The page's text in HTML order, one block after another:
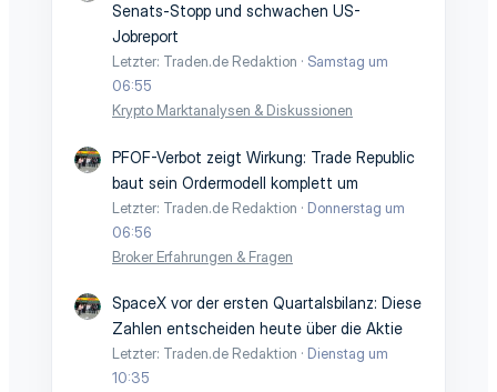
Senats-Stopp und schwachen US-
Jobreport
Letzter: Traden.de Redaktion
Samstag um
06:55
Krypto Marktanalysen & Diskussionen
PFOF-Verbot zeigt Wirkung: Trade Republic
baut sein Ordermodell komplett um
Letzter: Traden.de Redaktion
Donnerstag um
06:56
Broker Erfahrungen & Fragen
SpaceX vor der ersten Quartalsbilanz: Diese
Zahlen entscheiden heute über die Aktie
Letzter: Traden.de Redaktion
Dienstag um
10:35